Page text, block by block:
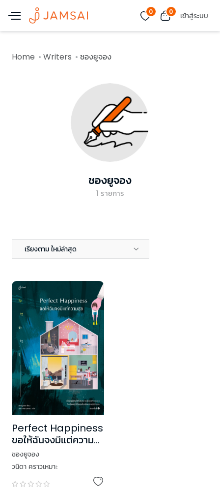
0 0 เข้าสู่ระบบ
Home Writers ชองยูจอง
ชองยูจอง
1 รายการ
เรียงตาม ใหม่ล่าสุด
Perfect Happiness
ขอให้ฉันจงมีแต่ความ
สุข
ชองยูจอง
วนิดา คราวเหมาะ